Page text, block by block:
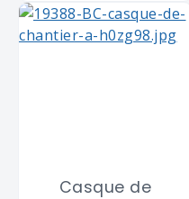
Casque de